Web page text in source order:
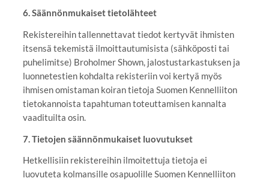
6. Säännönmukaiset tietolähteet
Rekistereihin tallennettavat tiedot kertyvät ihmisten
itsensä tekemistä ilmoittautumisista (sähköposti tai
puhelimitse) Broholmer Shown, jalostustarkastuksen ja
luonnetestien kohdalta rekisteriin voi kertyä myös
ihmisen omistaman koiran tietoja Suomen Kennelliiton
tietokannoista tapahtuman toteuttamisen kannalta
vaadituilta osin.
7. Tietojen säännönmukaiset luovutukset
Hetkellisiin rekistereihin ilmoitettuja tietoja ei
luovuteta kolmansille osapuolille Suomen Kennelliiton